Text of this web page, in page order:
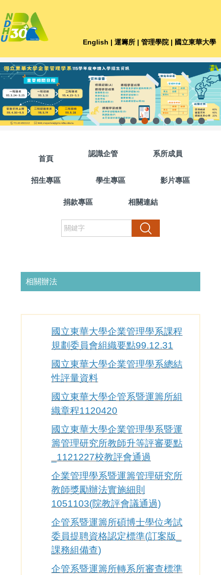
到
主
要
容
區
English | 運籌所 | 管理學院 | 國立東華大學
首頁
認識企管 系所成員
招生專區 學生專區 影片專區
捐款專區 相關連結
搜尋
相關辦法
國立東華大學企業管理學系課程
規劃委員會組織要點99.12.31
國立東華大學企業管理學系總結
性評量資料
國立東華大學企管系暨運籌所組
織章程1120420
國立東華大學企業管理學系暨運
籌管理研究所教師升等評審要點
_1121227校教評會通過
企業管理學系暨運籌管理研究所
教師獎勵辦法實施細則
1051103(院教評會議通過)
企管系暨運籌所碩博士學位考試
委員提聘資格認定標準(訂案版_
課務組備查)
企管系暨運籌所轉系所審查標準